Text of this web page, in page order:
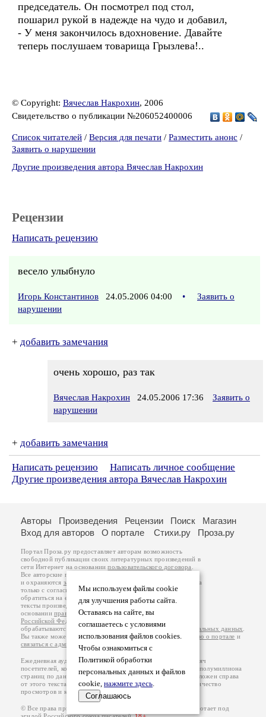
председатель. Он посмотрел под стол,
пошарил рукой в надежде на чудо и добавил,
- У меня закончилось вдохновение. Давайте
теперь послушаем товарища Грызлева!..
© Copyright: Вячеслав Накрохин, 2006
Свидетельство о публикации №206052400006
Список читателей / Версия для печати / Разместить анонс /
Заявить о нарушении
Другие произведения автора Вячеслав Накрохин
Рецензии
Написать рецензию
весело улыбнуло
Игорь Константинов 24.05.2006 04:00 •
Заявить о
нарушении
+ добавить замечания
очень хорошо, раз так
Вячеслав Накрохин 24.05.2006 17:36
Заявить о
нарушении
+ добавить замечания
Написать рецензию
Написать личное сообщение
Другие произведения автора Вячеслав Накрохин
Мы используем файлы cookie
для улучшения работы сайта.
Оставаясь на сайте, вы
соглашаетесь с условиями
использования файлов cookies.
Чтобы ознакомиться с
Политикой обработки
персональных данных и файлов
cookie, нажмите здесь.
Соглашаюсь
Авторы Произведения Рецензии Поиск
Магазин
Вход для авторов
О портале Стихи.ру Проза.ру
Портал Проза.ру предоставляет авторам возможность
свободной публикации своих литературных произведений в
сети Интернет на основаниипользовательского договора
Все авторские права на произведения принадлежат авторам
и охраняются законом
. Перепечатка произведений возможна
только с согласия его автора, к которому вы можете
обратиться на его авторской странице. Ответственность за
тексты произведений авторы несут самостоятельно на
основанииправил публикацииизаконодательства
Российской Федерации
обрабатываются на основанииПолитики обработки персональных данных
Вы также можете посмотреть более подробнуюинформацию о портале и
связаться с администрацией
Ежедневная аудитория портала Проза.ру – порядка 100 тысяч
посетителей, которые в общей сумме просматривают более полумиллиона
страниц по данным счетчика посещаемости, который расположен справа
от этого текста. В каждой графе указано по две цифры: количество
просмотров и количество посетителей.
© Все права принадлежат авторам, 2000-2026. Портал работает под